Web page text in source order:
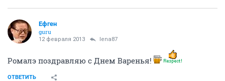
Ефген
guru
12 февраля 2013 lena87
Ромалэ поздравляю с Днем Варенья!
ОТВЕТИТЬ